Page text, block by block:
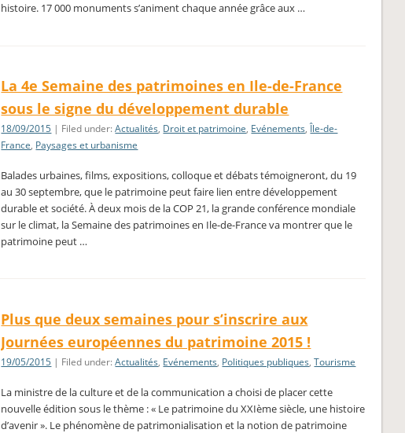
histoire. 17 000 monuments s’animent chaque année grâce aux …
La 4e Semaine des patrimoines en Ile-de-France
sous le signe du développement durable
18/09/2015 | Filed under:Actualités, Droit et patrimoine, Evénements,Île-de-
France, Paysages et urbanisme
Balades urbaines, films, expositions, colloque et débats témoigneront, du 19
au 30 septembre, que le patrimoine peut faire lien entre développement
durable et société. À deux mois de la COP 21, la grande conférence mondiale
sur le climat, la Semaine des patrimoines en Ile-de-France va montrer que le
patrimoine peut …
Plus que deux semaines pour s’inscrire aux
Journées européennes du patrimoine 2015 !
19/05/2015 | Filed under:Actualités, Evénements, Politiques publiques,Tourisme
La ministre de la culture et de la communication a choisi de placer cette
nouvelle édition sous le thème : « Le patrimoine du XXIème siècle, une histoire
d’avenir ». Le phénomène de patrimonialisation et la notion de patrimoine